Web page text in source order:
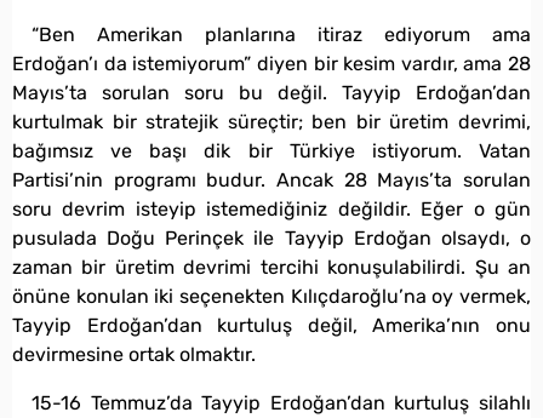
“Ben Amerikan planlarına itiraz ediyorum ama
Erdoğan’ı da istemiyorum” diyen bir kesim vardır, ama 28
Mayıs’ta sorulan soru bu değil. Tayyip Erdoğan’dan
kurtulmak bir stratejik süreçtir; ben bir üretim devrimi,
bağımsız ve başı dik bir Türkiye istiyorum. Vatan
Partisi’nin programı budur. Ancak 28 Mayıs’ta sorulan
soru devrim isteyip istemediğiniz değildir. Eğer o gün
pusulada Doğu Perinçek ile Tayyip Erdoğan olsaydı, o
zaman bir üretim devrimi tercihi konuşulabilirdi. Şu an
önüne konulan iki seçenekten Kılıçdaroğlu’na oy vermek,
Tayyip Erdoğan’dan kurtuluş değil, Amerika’nın onu
devirmesine ortak olmaktır.
15-16 Temmuz’da Tayyip Erdoğan’dan kurtuluş silahlı